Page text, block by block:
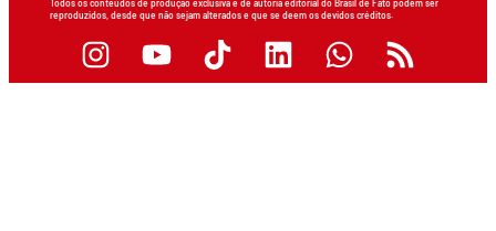
Todos os conteúdos de produção exclusiva e de autoria editorial do Brasil de Fato podem ser
reproduzidos, desde que não sejam alterados e que se deem os devidos créditos.